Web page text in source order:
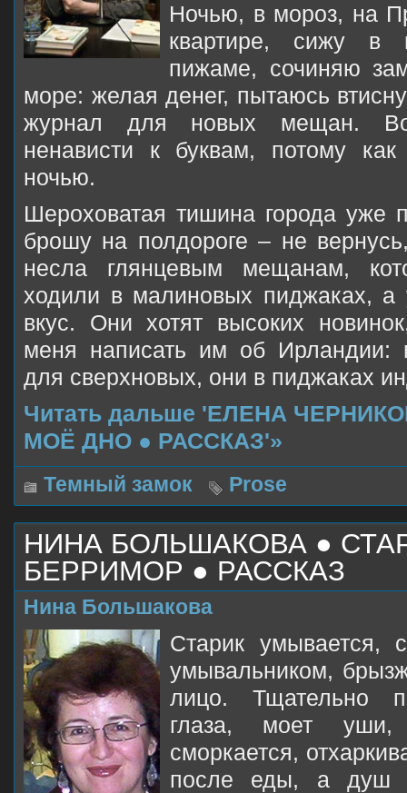
Ночью, в мороз, на
квартире, сижу в
пижаме, сочиняю
море: желая денег, пытаюсь
журнал для новых мещан.
ненависти к буквам, потому
ночью.
Шероховатая тишина города уже
брошу на полдороге – не
несла глянцевым мещанам,
ходили в малиновых пиджаках,
вкус. Они хотят высоких
меня написать им об Ирландии:
для сверхновых, они в пиджаках
Читать дальше 'ЕЛЕНА
МОЁ ДНО ● РАССКАЗ'»
Темный замок Prose
НИНА БОЛЬШАКОВА ●
БЕРРИМОР ● РАССКАЗ
Нина Большакова
Старик умывается,
умывальником,
лицо. Тщательно
глаза, моет уши,
сморкается,
после еды, а душ